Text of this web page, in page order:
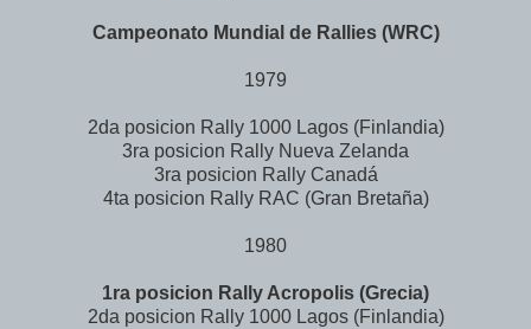
Campeonato Mundial de Rallies (WRC)
1979
2da posicion Rally 1000 Lagos (Finlandia)
3ra posicion Rally Nueva Zelanda
3ra posicion Rally Canadá
4ta posicion Rally RAC (Gran Bretaña)
1980
1ra posicion Rally Acropolis (Grecia)
2da posicion Rally 1000 Lagos (Finlandia)